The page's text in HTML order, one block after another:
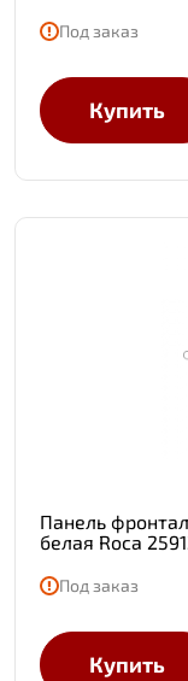
Под заказ
Купить
Панель
белая Roca
Под заказ
Купить